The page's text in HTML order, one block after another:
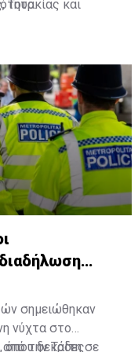
Τουρκίας και
σημειώθηκαν
νύχτα στο
όπου δεκάδες
την Τρίτη σε